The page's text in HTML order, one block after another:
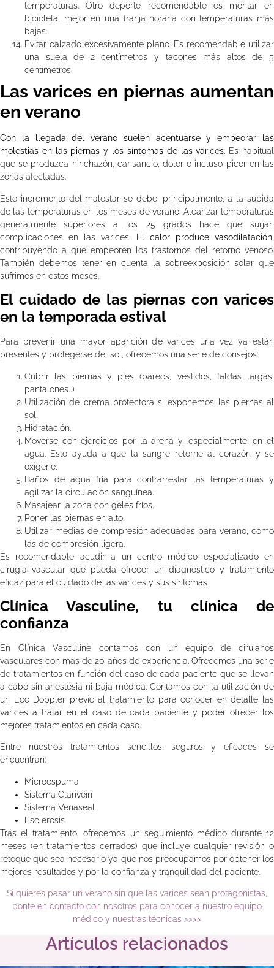
temperaturas. Otro deporte recomendable es montar en
bicicleta, mejor en una franja horaria con temperaturas más
bajas.
Evitar calzado excesivamente plano. Es recomendable utilizar
una suela de 2 centímetros y tacones más altos de 5
centímetros.
Las varices en piernas aumentan
en verano
Con la llegada del verano suelen acentuarse y empeorar las
molestias en las piernas y los síntomas de las varices. Es habitual
que se produzca hinchazón, cansancio, dolor o incluso picor en las
zonas afectadas.
Este incremento del malestar se debe, principalmente, a la subida
de las temperaturas en los meses de verano. Alcanzar temperaturas
generalmente superiores a los 25 grados hace que surjan
complicaciones en las varices.
El calor produce vasodilatación
contribuyendo a que empeoren los trastornos del retorno venoso.
También debemos tener en cuenta la sobreexposición solar que
sufrimos en estos meses.
El cuidado de las piernas con varices
en la temporada estival
Para prevenir una mayor aparición de varices una vez ya están
presentes y protegerse del sol, ofrecemos una serie de consejos:
Cubrir las piernas y pies (pareos, vestidos, faldas largas,
pantalones…)
Utilización de crema protectora si exponemos las piernas al
sol.
Hidratación.
Moverse con ejercicios por la arena y, especialmente, en el
agua. Esto ayuda a que la sangre retorne al corazón y se
oxigene.
Baños de agua fría para contrarrestar las temperaturas y
agilizar la circulación sanguínea.
Masajear la zona con geles fríos.
Poner las piernas en alto.
Utilizar medias de compresión adecuadas para verano, como
las de compresión ligera.
Es recomendable acudir a un centro médico especializado en
cirugía vascular que pueda ofrecer un diagnóstico y tratamiento
eficaz para el cuidado de las varices y sus síntomas.
Clínica Vasculine, tu clínica de
confianza
En Clínica Vasculine contamos con un equipo de cirujanos
vasculares con más de 20 años de experiencia. Ofrecemos una serie
de tratamientos en función del caso de cada paciente que se llevan
a cabo sin anestesia ni baja médica. Contamos con la utilización de
un Eco Doppler previo al tratamiento para conocer en detalle las
varices a tratar en el caso de cada paciente y poder ofrecer los
mejores tratamientos en cada caso.
Entre nuestros tratamientos sencillos, seguros y eficaces se
encuentran:
Microespuma
Sistema Clarivein
Sistema Venaseal
Esclerosis
Tras el tratamiento, ofrecemos un seguimiento médico durante 12
meses (en tratamientos cerrados) que incluye cualquier revisión o
retoque que sea necesario ya que nos preocupamos por obtener los
mejores resultados y por la confianza y tranquilidad del paciente.
Si quieres pasar un verano sin que las varices sean protagonistas,
ponte en contacto con nosotros para conocer a nuestro equipo
médico y nuestras técnicas >>>>
Artículos relacionados